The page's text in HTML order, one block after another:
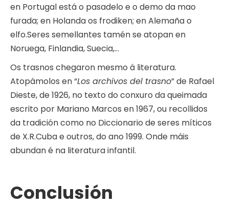
en Portugal está o pasadelo e o demo da mao
furada; en Holanda os frodiken; en Alemaña o
elfo.Seres semellantes tamén se atopan en
Noruega, Finlandia, Suecia,…
Os trasnos chegaron mesmo á literatura.
Atopámolos en “Los archivos del trasno” de Rafael
Dieste, de 1926, no texto do conxuro da queimada
escrito por Mariano Marcos en 1967, ou recollidos
da tradición como no Diccionario de seres míticos
de X.R.Cuba e outros, do ano 1999. Onde máis
abundan é na literatura infantil.
Conclusión